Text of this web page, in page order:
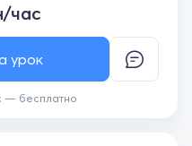
час
— бесплатно
урок